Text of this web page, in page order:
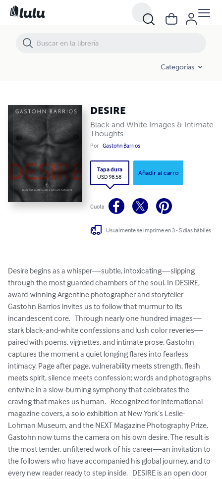
Categorías
DESIRE
Black and White Images & Intimate
Thoughts
Por Gastohn Barrios
Tapa dura
USD 98,58
Añadir al carro
Cuota
Usualmente se imprime en 3 - 5 días hábiles
Desire begins as a whisper—subtle, intoxicating—slipping
through the most guarded chambers of the soul. In DESIRE,
award-winning Argentine photographer and storyteller
Gastohn Barrios invites us to follow that murmur to its
incandescent core.   Through nearly one hundred images—
stark black-and-white confessions and lush color reveries—
paired with poems, vignettes, and intimate prose, Gastohn
captures the moment a quiet longing flares into fearless
intimacy. Page after page, vulnerability meets strength, flesh
meets spirit, silence meets confession; words and photographs
entwine in a slow-burning symphony that celebrates the
craving that makes us human.   Recognized for international
magazine covers, a solo exhibition at New York’s Leslie-
Lohman Museum, and the NEXT Magazine Photography Prize,
Gastohn now turns the camera on his own desire. The result is
the most tender, unfiltered work of his career—an invitation to
the followers who have accompanied his global journey, and to
every new reader ready to step inside.   DESIRE is an open door
DESIRE